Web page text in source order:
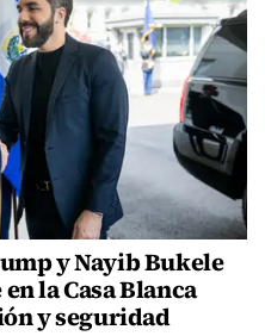
y Nayib Bukele
la Casa Blanca
y seguridad